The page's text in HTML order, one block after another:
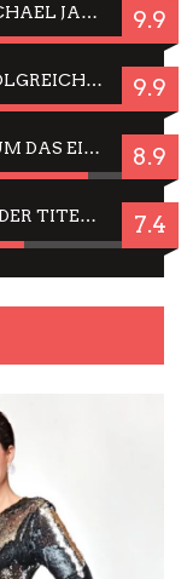
WEGEN DES ERFOLGES – MJ: MICHAEL JACKSON MUSICAL IN EINER MATINEE SEHEN 9.9
JELLYFISH HAMBURG: DAS ERFOLGREICHE SOMMER-MENÜ 2025 IN GEFÜHLEN UND BILDERN 9.9
CÉSAR FÜR JIM CARREY? WARUM DAS EINER DER NERVIGSTEN ACTORS IST UND BLEIBT 8.9
JING JING: IN-THAI RÄUMT WIEDER TITEL AB – EIN ZWEI-STUNDEN-ERLEBNISBERICHT 7.4